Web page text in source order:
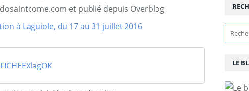
et publié depuis Overblog
LE